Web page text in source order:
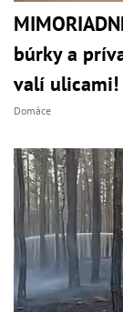
búrky a
valí ulicami!
Domáce